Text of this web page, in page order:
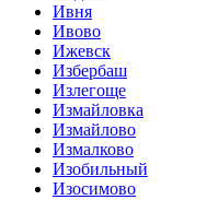
Ивня
Ивово
Ижевск
Избербаш
Излегоще
Измайловка
Измайлово
Измалково
Изобильный
Изосимово